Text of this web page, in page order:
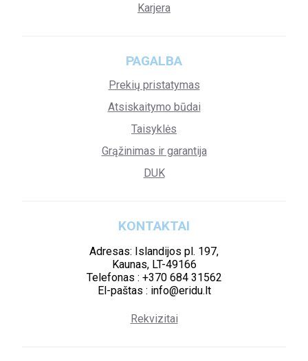
Karjera
PAGALBA
Prekių pristatymas
Atsiskaitymo būdai
Taisyklės
Grąžinimas ir garantija
DUK
KONTAKTAI
Adresas: Islandijos pl. 197,
Kaunas, LT-49166
Telefonas : +370 684 31562
El-paštas : info@eridu.lt
Rekvizitai